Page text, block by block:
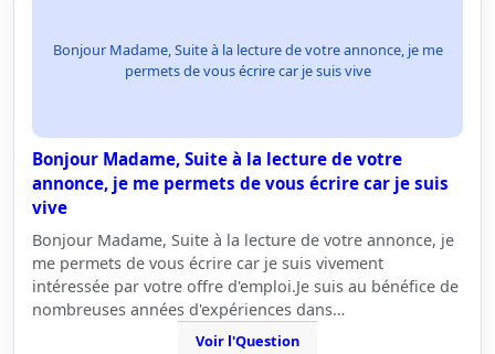
Bonjour Madame, Suite à la lecture de votre annonce, je me
permets de vous écrire car je suis vive
Bonjour Madame, Suite à la lecture de votre
annonce, je me permets de vous écrire car je suis
vive
Bonjour Madame, Suite à la lecture de votre annonce, je
me permets de vous écrire car je suis vivement
intéressée par votre offre d'emploi.Je suis au bénéfice de
nombreuses années d'expériences dans…
Voir l'Question